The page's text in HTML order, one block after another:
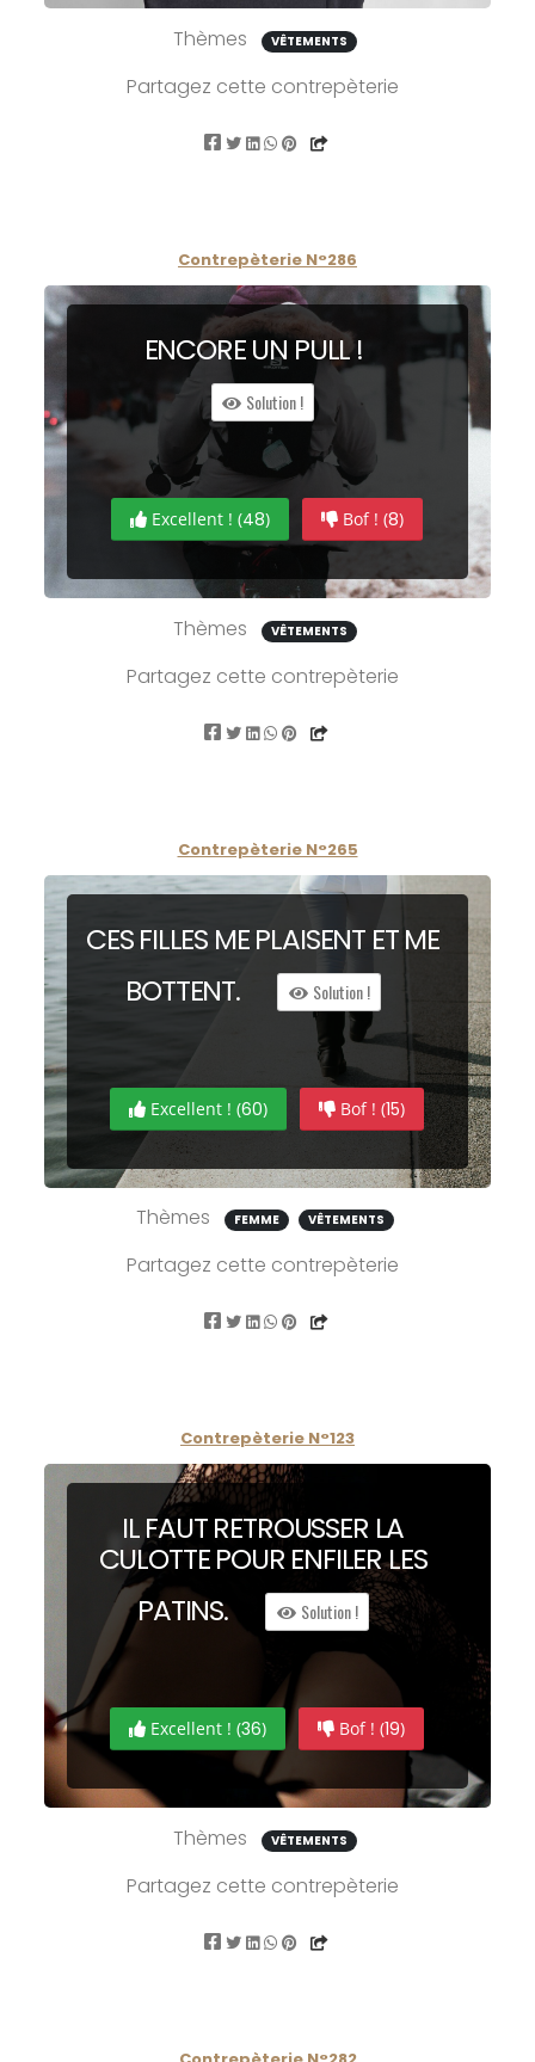
Thèmes VÊTEMENTS
Partagez cette contrepèterie
Contrepèterie N°286
ENCOREUN PULL!
Solution !
Excellent ! (48) Bof ! (8)
Thèmes VÊTEMENTS
Partagez cette contrepèterie
Contrepèterie N°265
CES FILLES MEPLAISENT ET ME
BOTTENT. Solution !
Excellent ! (60) Bof ! (15)
Thèmes FEMME VÊTEMENTS
Partagez cette contrepèterie
Contrepèterie N°123
IL FAUT RETROUSSER LA
CULOTTE POUR ENFILER LES
PATINS. Solution !
Excellent ! (36) Bof ! (19)
Thèmes VÊTEMENTS
Partagez cette contrepèterie